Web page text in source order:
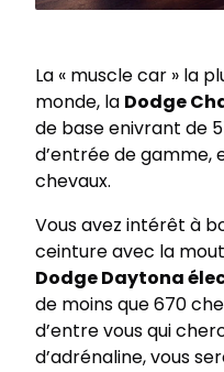
La « muscle car » la
monde, la Dodge
de base enivrant de
d’entrée de gamme,
chevaux.
Vous avez intérêt à
ceinture avec la
Dodge Daytona
de moins que 670
d’entre vous qui
d’adrénaline, vous